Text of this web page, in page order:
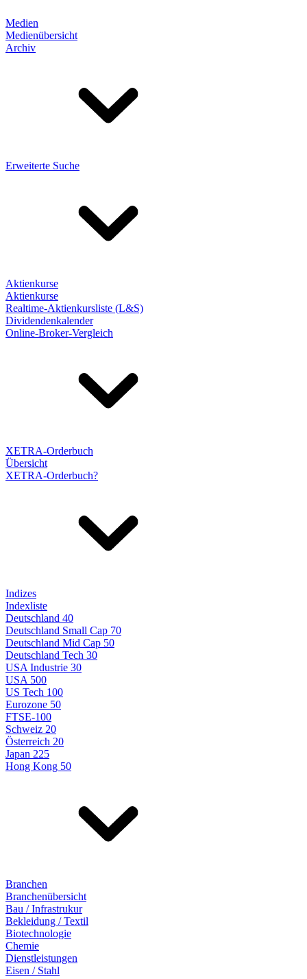
Medien
Medienübersicht
Archiv
Erweiterte Suche
Aktienkurse
Aktienkurse
Realtime-Aktienkursliste (L&S)
Dividendenkalender
Online-Broker-Vergleich
XETRA-Orderbuch
Übersicht
XETRA-Orderbuch?
Indizes
Indexliste
Deutschland 40
Deutschland Small Cap 70
Deutschland Mid Cap 50
Deutschland Tech 30
USA Industrie 30
USA 500
US Tech 100
Eurozone 50
FTSE-100
Schweiz 20
Österreich 20
Japan 225
Hong Kong 50
Branchen
Branchenübersicht
Bau / Infrastrukur
Bekleidung / Textil
Biotechnologie
Chemie
Dienstleistungen
Eisen / Stahl